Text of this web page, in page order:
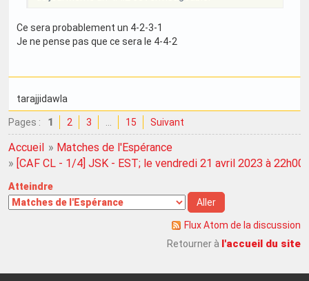
Ce sera probablement un 4-2-3-1
Je ne pense pas que ce sera le 4-4-2
tarajjidawla
Pages : 1 2 3 15 Suivant
Accueil » Matches de l'Espérance
» [CAF CL - 1/4] JSK - EST; le vendredi 21 avril 2023 à 22h00
Atteindre
Flux Atom de la discussion
Retourner à l'accueil du site